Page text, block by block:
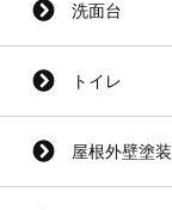
洗面台
トイレ
屋根外壁塗装